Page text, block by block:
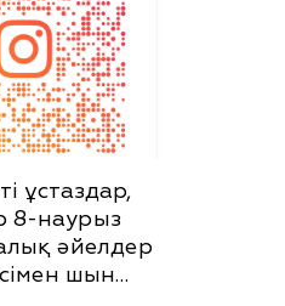
ұстаздар,
8-наурыз
әйелдер
шын…